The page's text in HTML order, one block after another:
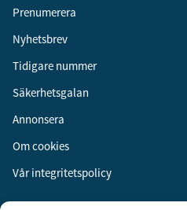
Prenumerera
Nyhetsbrev
Tidigare nummer
Säkerhetsgalan
Annonsera
Om cookies
Vår integritetspolicy